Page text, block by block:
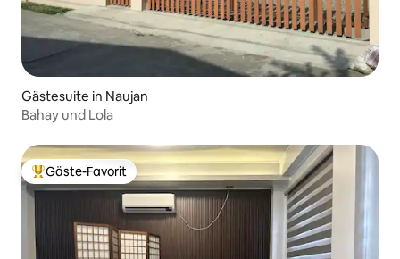
Gästesuite in Naujan
Bahay und Lola
Beliebter Gäste-Favorit.
Gäste-Favorit